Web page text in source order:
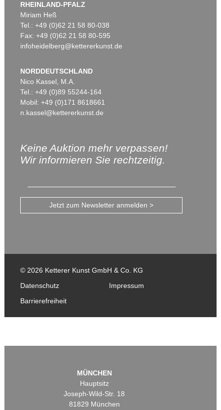
RHEINLAND-PFALZ
Miriam Heß
Tel.: +49 (0)62 21 58 80-038
Fax: +49 (0)62 21 58 80-595
infoheidelberg@kettererkunst.de
NORDDEUTSCHLAND
Nico Kassel, M.A.
Tel.: +49 (0)89 55244-164
Mobil: +49 (0)171 8618661
n.kassel@kettererkunst.de
Keine Auktion mehr verpassen!
Wir informieren Sie rechtzeitig.
Jetzt zum Newsletter anmelden >
© 2026 Ketterer Kunst GmbH & Co. KG
Datenschutz
Impressum
Barrierefreiheit
MÜNCHEN
Hauptsitz
Joseph-Wild-Str. 18
81829 München